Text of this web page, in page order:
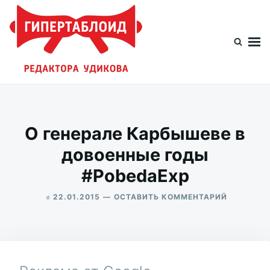
Перейти
содержимому
Искать:
О генерале Карбышеве в
довоенные годы
#PobedaExp
в 22.01.2015 ОСТАВИТЬ КОММЕНТАРИЙ